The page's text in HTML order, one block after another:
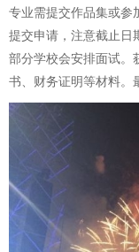
专业需提交作品集或参
提交申请，注意截止日
部分学校会安排面试。
书、财务证明等材料。